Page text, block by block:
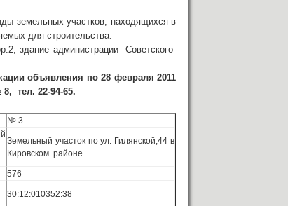
земельных участков, находящихся в
для строительства.
здание администрации Советского
объявления по 28 февраля 2011
тел. 22-94-65.
№ 3
Земельный участок по ул. Гилянской,44 в
Кировском районе
576
30:12:010352:38